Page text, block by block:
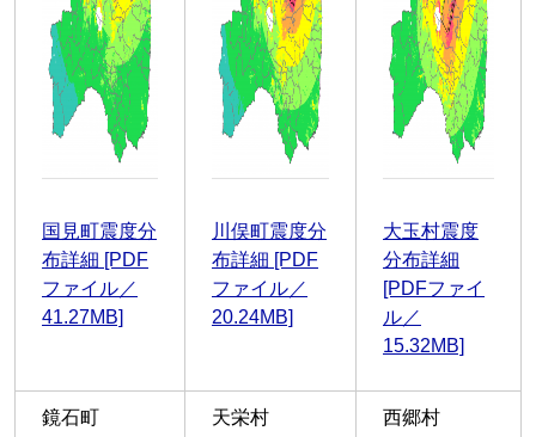
国見町震度分
布詳細 [PDF
ファイル／
41.27MB]
川俣町震度分
布詳細 [PDF
ファイル／
20.24MB]
大玉村震度
分布詳細
[PDFファイ
ル／
15.32MB]
鏡石町 天栄村 西郷村